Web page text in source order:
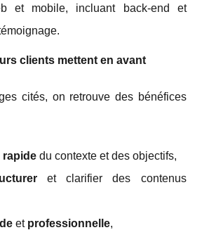
et mobile, incluant back-end et
clients mettent en avant
cités, on retrouve des bénéfices
rapide du contexte et des objectifs,
et clarifier des contenus
et professionnelle,